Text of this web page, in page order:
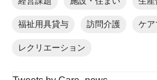
福祉用具貸与 訪問介護 ケア
レクリエーション